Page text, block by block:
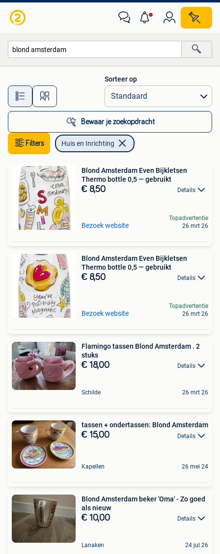
Alle afstanden…
Sorteer op
Bewaar je zoekopdracht
Filters Huis en Inrichting
Blond Amsterdam Even Bijkletsen
Thermo bottle 0,5 — gebruikt
€ 8,50 Details
Bezoek website
Topadvertentie
26 mrt 26
Blond Amsterdam Even Bijkletsen
Thermo bottle 0,5 — gebruikt
€ 8,50 Details
Bezoek website
Topadvertentie
26 mrt 26
Flamingo tassen Blond Amsterdam . 2
stuks
€ 18,00 Details
Schilde 26 mrt 26
tassen + ondertassen: Blond Amsterdam
€ 15,00 Details
Kapellen 26 mei 24
Blond Amsterdam beker 'Oma' - Zo goed
als nieuw
€ 10,00 Details
Lanaken 24 jul 26